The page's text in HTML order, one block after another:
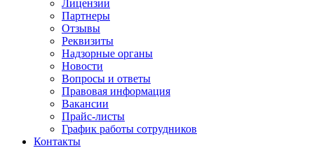
Лицензии
Партнеры
Отзывы
Реквизиты
Надзорные органы
Новости
Вопросы и ответы
Правовая информация
Вакансии
Прайс-листы
График работы сотрудников
Контакты